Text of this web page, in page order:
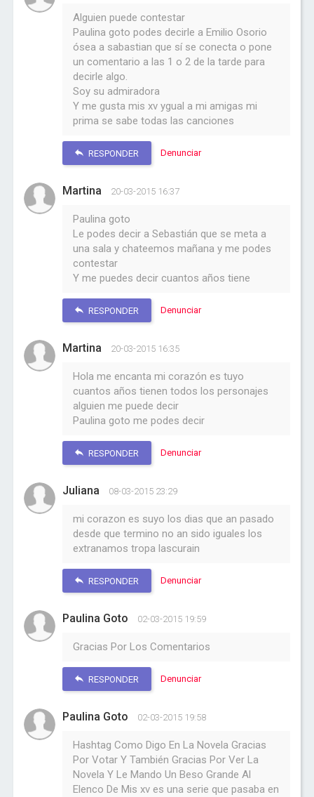
Alguien puede contestar
Paulina goto podes decirle a Emilio Osorio
ósea a sabastian que sí se conecta o pone
un comentario a las 1 o 2 de la tarde para
decirle algo.
Soy su admiradora
Y me gusta mis xv ygual a mi amigas mi
prima se sabe todas las canciones
RESPONDER Denunciar
Martina 20-03-2015 16:37
Paulina goto
Le podes decir a Sebastián que se meta a
una sala y chateemos mañana y me podes
contestar
Y me puedes decir cuantos años tiene
RESPONDER Denunciar
Martina 20-03-2015 16:35
Hola me encanta mi corazón es tuyo
cuantos años tienen todos los personajes
alguien me puede decir
Paulina goto me podes decir
RESPONDER Denunciar
Juliana 08-03-2015 23:29
mi corazon es suyo los dias que an pasado
desde que termino no an sido iguales los
extranamos tropa lascurain
RESPONDER Denunciar
Paulina Goto 02-03-2015 19:59
Gracias Por Los Comentarios
RESPONDER Denunciar
Paulina Goto 02-03-2015 19:58
Hashtag Como Digo En La Novela Gracias
Por Votar Y También Gracias Por Ver La
Novela Y Le Mando Un Beso Grande Al
Elenco De Mis xv es una serie que pasaba en